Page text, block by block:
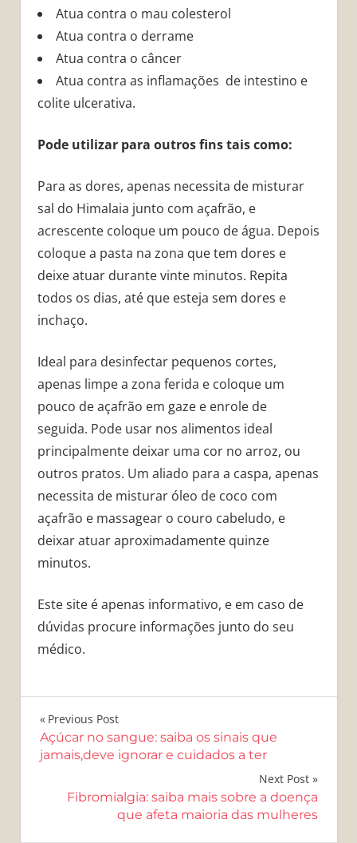
Atua contra o mau colesterol
Atua contra o derrame
Atua contra o câncer
Atua contra as inflamações de intestino e
colite ulcerativa.
Pode utilizar para outros fins tais como:
Para as dores, apenas necessita de misturar
sal do Himalaia junto com açafrão, e
acrescente coloque um pouco de água. Depois
coloque a pasta na zona que tem dores e
deixe atuar durante vinte minutos. Repita
todos os dias, até que esteja sem dores e
inchaço.
Ideal para desinfectar pequenos cortes,
apenas limpe a zona ferida e coloque um
pouco de açafrão em gaze e enrole de
seguida. Pode usar nos alimentos ideal
principalmente deixar uma cor no arroz, ou
outros pratos. Um aliado para a caspa, apenas
necessita de misturar óleo de coco com
açafrão e massagear o couro cabeludo, e
deixar atuar aproximadamente quinze
minutos.
Este site é apenas informativo, e em caso de
dúvidas procure informações junto do seu
médico.
Navegação
de
Post
Previous Post
Açúcar no sangue: saiba os sinais que
jamais,deve ignorar e cuidados a ter
Next Post
Fibromialgia: saiba mais sobre a doença
que afeta maioria das mulheres